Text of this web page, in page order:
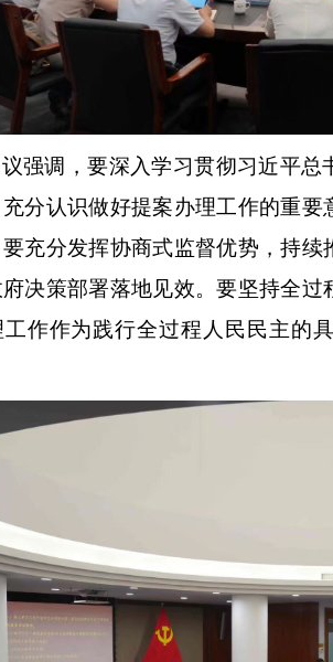
强调，要深入学习贯彻习近平
分认识做好提案办理工作的重
要充分发挥协商式监督优势，持
决策部署落地见效。要坚持全
作作为践行全过程人民民主的